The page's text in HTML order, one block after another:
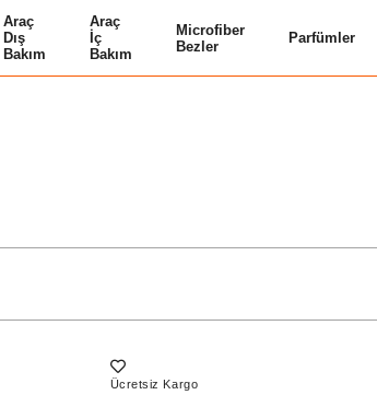
Araç
Dış
Bakım
Araç
İç
Bakım
Microfiber
Bezler
Parfümler
Ücretsiz Kargo